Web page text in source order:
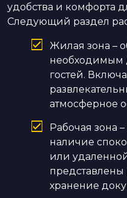
удобства и комфорта
Следующий раздел
Жилая зона –
необходимым
гостей.
атмосферное
Рабочая зона
наличие
или
представлены
хранение